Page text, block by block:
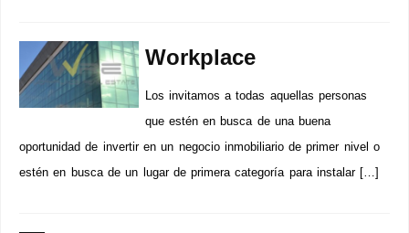
Workplace
Los invitamos a todas aquellas personas
que estén en busca de una buena
oportunidad de invertir en un negocio inmobiliario de primer nivel o
estén en busca de un lugar de primera categoría para instalar […]